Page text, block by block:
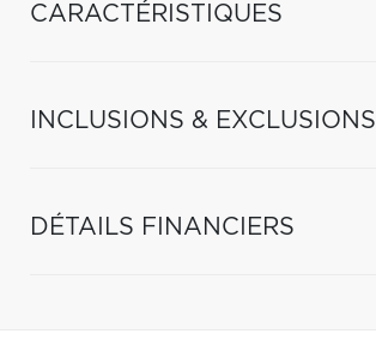
CARACTÉRISTIQUES
INCLUSIONS & EXCLUSIONS
DÉTAILS FINANCIERS